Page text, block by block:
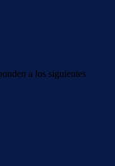
a los siguientes